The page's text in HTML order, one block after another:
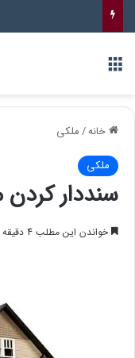
خانه/ملکی
ملکی
سنددار کردن
خواندن این مطلب 4 دقیقه زمان میبرد